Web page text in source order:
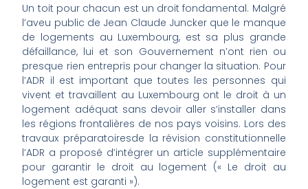
Un toit pour chacun est un droit fondamental. Malgré
l’aveu public de Jean Claude Juncker que le manque
de logements au Luxembourg, est sa plus grande
défaillance, lui et son Gouvernement n’ont rien ou
presque rien entrepris pour changer la situation. Pour
l’ADR il est important que toutes les personnes qui
vivent et travaillent au Luxembourg ont le droit à un
logement adéquat sans devoir aller s’installer dans
les régions frontalières de nos pays voisins. Lors des
travaux préparatoiresde la révision constitutionnelle
l’ADR a proposé d’intégrer un article supplémentaire
pour garantir le droit au logement (« Le droit au
logement est garanti »).